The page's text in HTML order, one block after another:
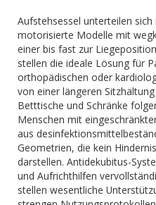
Aufstehsessel unterteilen
motorisierte Modelle mit
einer bis fast zur
stellen die ideale Lösung für
orthopädischen oder
von einer längeren
Betttische und Schränke
Menschen mit
aus
Geometrien, die kein
darstellen. Antidekubitus-
und Aufrichthilfen
stellen wesentliche